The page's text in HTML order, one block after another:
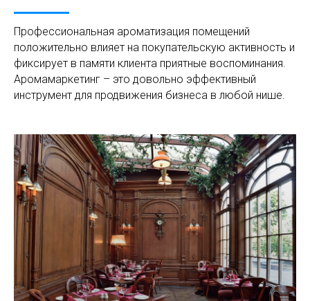
Профессиональная ароматизация помещений
положительно влияет на покупательскую активность и
фиксирует в памяти клиента приятные воспоминания.
Аромамаркетинг – это довольно эффективный
инструмент для продвижения бизнеса в любой нише.